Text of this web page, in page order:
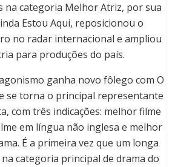
na categoria Melhor Atriz, por sua
Estou Aqui, reposicionou o
no radar internacional e ampliou
para produções do país.
ganha novo fôlego com O
se torna o principal representante
com três indicações: melhor filme
em língua não inglesa e melhor
É a primeira vez que um longa
categoria principal de drama do